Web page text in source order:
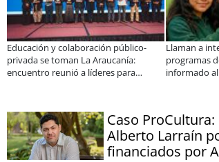
público-
La Araucanía:
a líderes para
Llaman a interiorizarse de
programas de estudios
informado al SAE
Caso
Alberto Larraín
financiados por